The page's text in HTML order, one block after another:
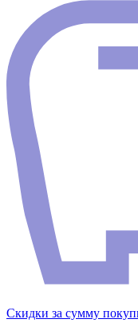
Скидки за сумму